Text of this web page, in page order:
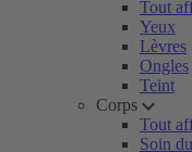
Tout
Yeux
Lèvres
Ongles
Teint
Corps
Tout
Soin